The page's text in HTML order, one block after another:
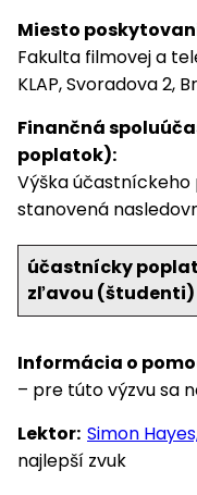
Miesto
Fakulta filmovej a
KLAP, Svoradova 2,
Finančná
poplatok):
Výška
stanovená
účastnícky
zľavou (študenti)
Informácia o
– pre túto výzvu sa
Lektor: Simon
najlepší zvuk